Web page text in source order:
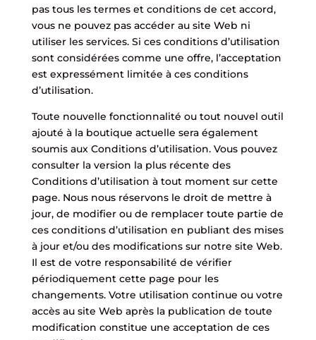
pas tous les termes et conditions de cet accord,
vous ne pouvez pas accéder au site Web ni
utiliser les services. Si ces conditions d’utilisation
sont considérées comme une offre, l’acceptation
est expressément limitée à ces conditions
d’utilisation.
Toute nouvelle fonctionnalité ou tout nouvel outil
ajouté à la boutique actuelle sera également
soumis aux Conditions d’utilisation. Vous pouvez
consulter la version la plus récente des
Conditions d’utilisation à tout moment sur cette
page. Nous nous réservons le droit de mettre à
jour, de modifier ou de remplacer toute partie de
ces conditions d’utilisation en publiant des mises
à jour et/ou des modifications sur notre site Web.
Il est de votre responsabilité de vérifier
périodiquement cette page pour les
changements. Votre utilisation continue ou votre
accès au site Web après la publication de toute
modification constitue une acceptation de ces